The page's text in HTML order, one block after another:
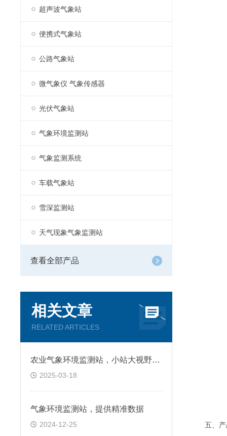
超声波气象站
便携式气象站
公路气象站
微气象仪 气象传感器
光伏气象站
气象环境监测站
气象监测系统
车载气象站
雪深监测站
天气现象气象监测站
查看全部产品
相关文章
RELATED ARTICLES
农业气象环境监测站，小站大视野：农业生产的智慧之眼
2025-03-18
气象环境监测站，提供精准数据
2024-12-25 五、产